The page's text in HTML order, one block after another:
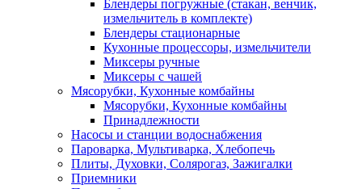
Блендеры погружные (стакан, венчик,
измельчитель в комплекте)
Блендеры стационарные
Кухонные процессоры, измельчители
Миксеры ручные
Миксеры с чашей
Мясорубки, Кухонные комбайны
Мясорубки, Кухонные комбайны
Принадлежности
Насосы и станции водоснабжения
Пароварка, Мультиварка, Хлебопечь
Плиты, Духовки, Солярогаз, Зажигалки
Приемники